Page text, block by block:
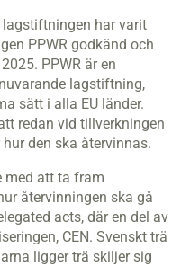
har varit
PPWR godkänd och
PPWR är en
lagstiftning,
sätt i alla EU länder.
redan vid tillverkningen
den ska återvinnas.
med att ta fram
återvinningen ska gå
acts, där en del av
CEN. Svenskt trä
ligger trä skiljer sig